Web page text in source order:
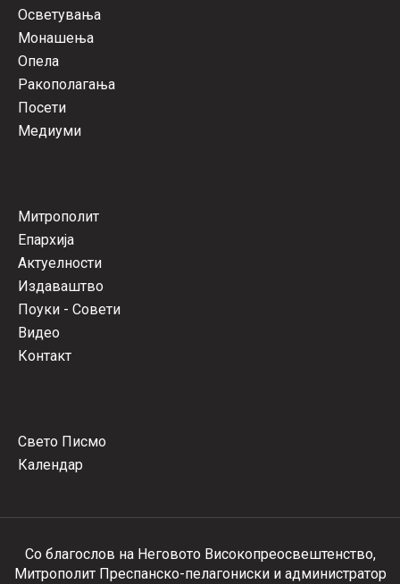
Осветувања
Монашења
Опела
Ракополагања
Посети
Медиуми
Митрополит
Епархија
Актуелности
Издаваштво
Поуки - Совети
Видео
Контакт
Свето Писмо
Календар
Со благослов на Неговото Високопреосвештенство,
Митрополит Преспанско-пелагониски и администратор